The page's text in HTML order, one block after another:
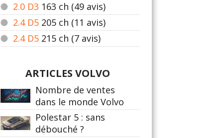
2.0 D3 163 ch (49 avis)
2.4 D5 205 ch (11 avis)
2.4 D5 215 ch (7 avis)
ARTICLES VOLVO
Nombre de ventes
dans le monde Volvo
Polestar 5 : sans
débouché ?